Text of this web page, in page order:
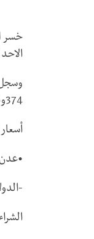
خسر
374و376.
-